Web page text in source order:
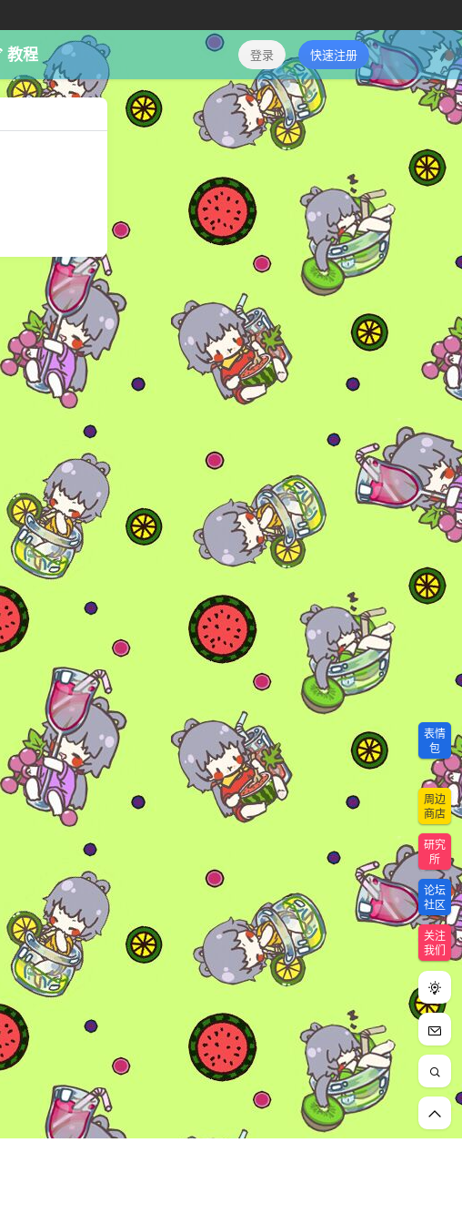
教程 登录 快速注册
表情
包
周边
商店
研究
所
论坛
社区
关注
我们